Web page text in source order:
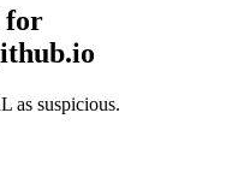
for
as suspicious.